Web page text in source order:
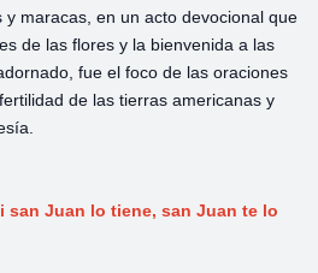
maracas, en un acto devocional que
de las flores y la bienvenida a las
fue el foco de las oraciones
de las tierras americanas y
san Juan lo tiene, san Juan te lo